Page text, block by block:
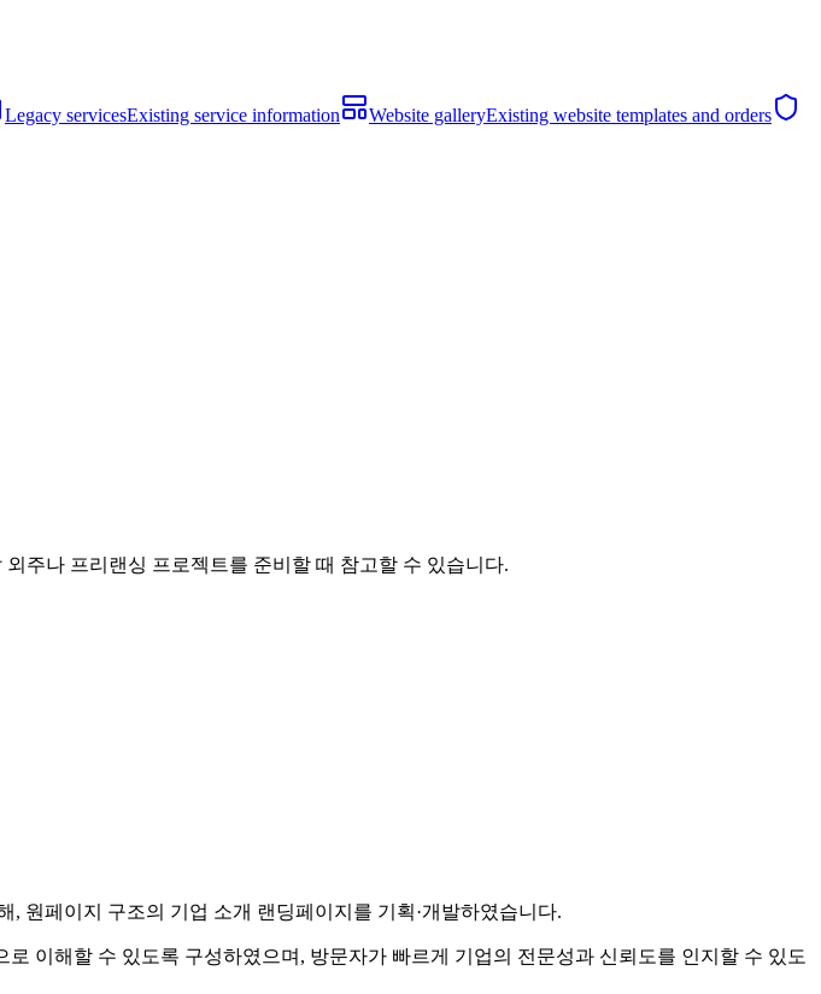
Legacy servicesExisting service information Website galleryExisting website templates and orders
주나 프리랜싱 프로젝트를 준비할 때 참고할 수 있습니다.
원페이지 구조의 기업 소개 랜딩페이지를 기획·개발하였습니다.
이해할 수 있도록 구성하였으며, 방문자가 빠르게 기업의 전문성과 신뢰도를 인지할 수 있도